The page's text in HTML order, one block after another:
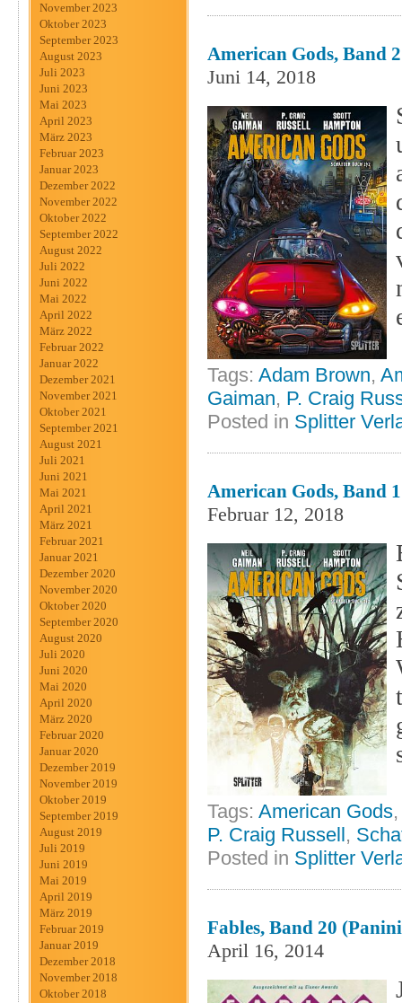
November 2023
Oktober 2023
September 2023
August 2023
Juli 2023
Juni 2023
Mai 2023
April 2023
März 2023
Februar 2023
Januar 2023
Dezember 2022
November 2022
Oktober 2022
September 2022
August 2022
Juli 2022
Juni 2022
Mai 2022
April 2022
März 2022
Februar 2022
Januar 2022
Dezember 2021
November 2021
Oktober 2021
September 2021
August 2021
Juli 2021
Juni 2021
Mai 2021
April 2021
März 2021
Februar 2021
Januar 2021
Dezember 2020
November 2020
Oktober 2020
September 2020
August 2020
Juli 2020
Juni 2020
Mai 2020
April 2020
März 2020
Februar 2020
Januar 2020
Dezember 2019
November 2019
Oktober 2019
September 2019
August 2019
Juli 2019
Juni 2019
Mai 2019
April 2019
März 2019
Februar 2019
Januar 2019
Dezember 2018
November 2018
Oktober 2018
American Gods, Band
Juni 14, 2018
Tags: Adam Brown,
Gaiman, P. Craig
Posted in Splitter
American Gods, Band
Februar 12, 2018
Tags: American Gods
P. Craig Russell ,
Posted in Splitter
Fables, Band 20
April 16, 2014